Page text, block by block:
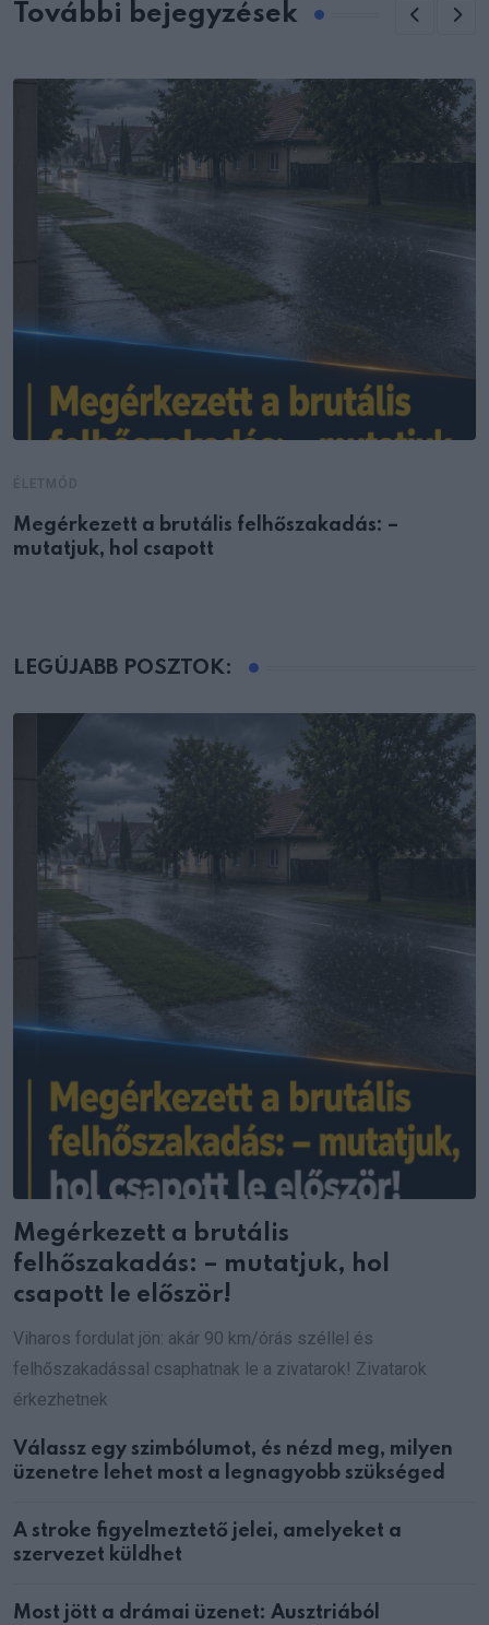
További bejegyzések
Megérkezett a brutális felhőszakadás: –
mutatjuk, hol csapott
LEGÚJABB POSZTOK:
Megérkezett a brutális
felhőszakadás: – mutatjuk, hol
csapott le először!
Viharos fordulat jön: akár 90 km/órás széllel és
felhőszakadással csaphatnak le a zivatarok! Zivatarok
érkezhetnek
Válassz egy szimbólumot, és nézd meg, milyen
üzenetre lehet most a legnagyobb szükséged
A stroke figyelmeztető jelei, amelyeket a
szervezet küldhet
Most jött a drámai üzenet: Ausztriából